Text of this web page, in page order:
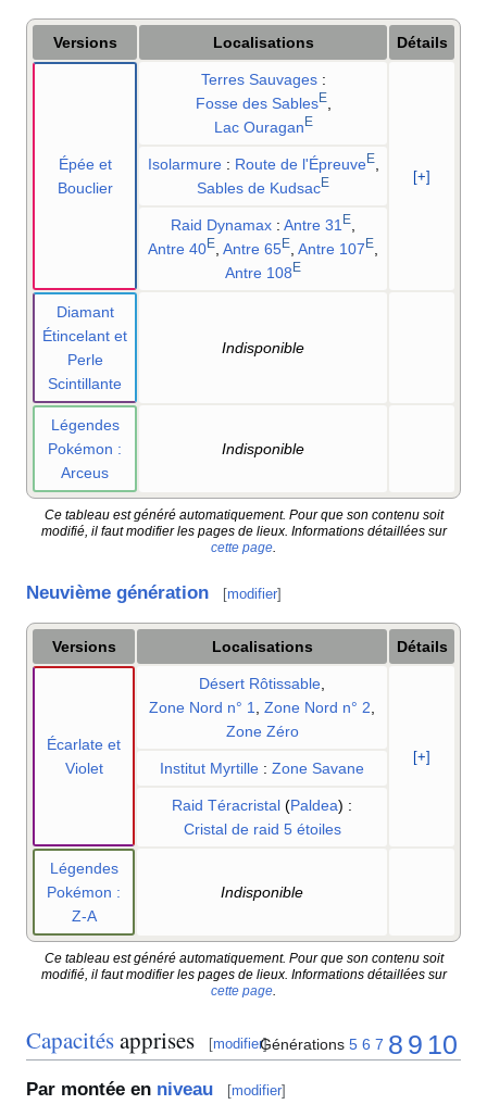
Versions Localisations Détails
Épée et
Bouclier
Terres Sauvages :
Fosse des SablesE,
Lac OuraganE
[+]
Isolarmure : Route de l'ÉpreuveE,
Sables de KudsacE
Raid Dynamax : Antre 31 E
Antre 40E Antre 65E Antre 107E
Antre 108E
Diamant
Étincelant et
Perle
Scintillante
Indisponible
Légendes
Pokémon :
Arceus
Indisponible
Ce tableau est généré automatiquement. Pour que son contenu soit
modifié, il faut modifier les pages de lieux. Informations détaillées sur
cette page
Neuvième génération [modifier]
Versions Localisations Détails
Écarlate et
Violet
Désert Rôtissable
Zone Nord n° 1
Zone Nord n° 2
Zone Zéro
[+]
Institut Myrtille : Zone Savane
Raid Téracristal (Paldea) :
Cristal de raid 5 étoiles
Légendes
Pokémon :
Z-A
Indisponible
Ce tableau est généré automatiquement. Pour que son contenu soit
modifié, il faut modifier les pages de lieux. Informations détaillées sur
cette page
Capacitésapprises [modifier]
Générations 5 6 7 8 9 10
Par montée en niveau [modifier]